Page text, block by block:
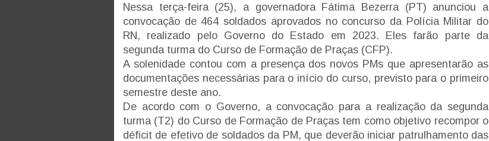
Nessa terça-feira (25), a governadora Fátima Bezerra (PT) anunciou a
convocação de 464 soldados aprovados no concurso da Polícia Militar do
RN, realizado pelo Governo do Estado em 2023. Eles farão parte da
segunda turma do Curso de Formação de Praças (CFP).
A solenidade contou com a presença dos novos PMs que apresentarão as
documentações necessárias para o início do curso, previsto para o primeiro
semestre deste ano.
De acordo com o Governo, a convocação para a realização da segunda
turma (T2) do Curso de Formação de Praças tem como objetivo recompor o
déficit de efetivo de soldados da PM, que deverão iniciar patrulhamento das